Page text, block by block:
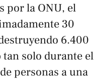
por la ONU, el
30
6.400
solo durante el
personas a una